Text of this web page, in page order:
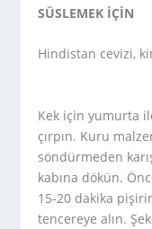
SÜSLEMEK İÇİN
Hindistan cevizi,
Kek için yumurta
çırpın. Kuru
söndürmeden
kabına dökün.
15-20 dakika
tencereye alın.